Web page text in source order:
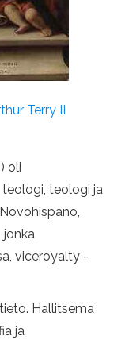
Terry II
oli
teologi, teologi ja
jonka
viceroyalty -
Hallitsema
ja